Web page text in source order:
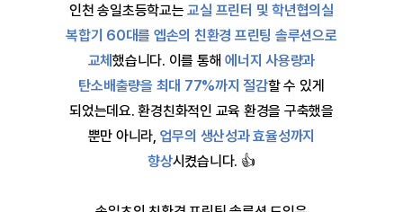
인천 송일초등학교는교실 프린터 및 학년협의실
복합기 60대를 엡손의 친환경 프린팅 솔루션으로
교체했습니다. 이를 통해에너지 사용량과
탄소배출량을 최대 77%까지 절감할 수 있게
되었는데요. 환경친화적인 교육 환경을 구축했을
뿐만 아니라, 업무의 생산성과 효율성까지
향상시켰습니다. 👍